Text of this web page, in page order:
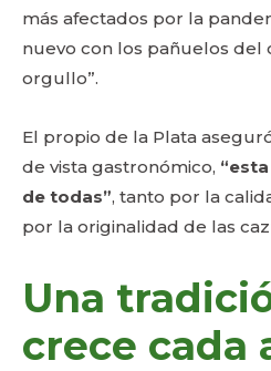
más afectados por la
nuevo con los pañuelos del
orgullo”.
El propio de la Plata
de vista gastronómico,
de todas”, tanto por la
por la originalidad de las
Una
crece cada